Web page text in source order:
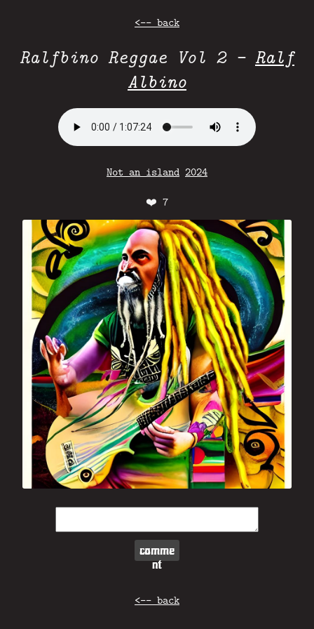
<-- back
Ralfbino Reggae Vol 2 - Ralf
Albino
Not an island 2024
❤️ 7
comme
nt
<-- back